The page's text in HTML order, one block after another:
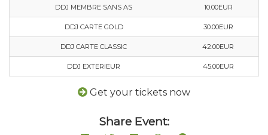
DDJ MEMBRE SANS AS 10.00EUR
DDJ CARTE GOLD 30.00EUR
DDJ CARTE CLASSIC 42.00EUR
DDJ EXTERIEUR 45.00EUR
Get your tickets now
Share Event: